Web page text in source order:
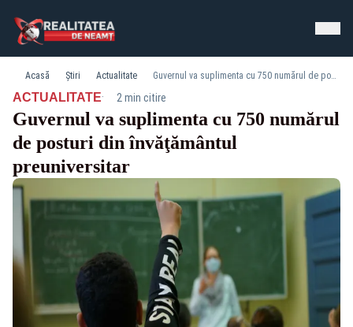
Acasă Știri Actualitate Guvernul va suplimenta cu 750 numărul de posturi din învăţământul preuniversitar
ACTUALITATE· 2 min citire
Guvernul va suplimenta cu 750 numărul
de posturi din învăţământul
preuniversitar